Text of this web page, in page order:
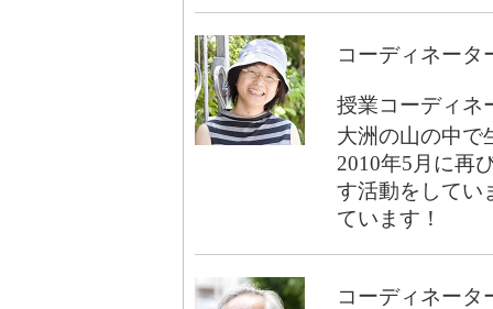
コーディネータ
授業コーディネ
大洲の山の中で
2010年5月に再
す活動をしてい
ています！
コーディネータ